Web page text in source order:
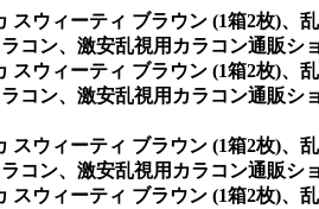
スウィーティ ブラウン (1箱2枚)
コン、激安乱視用カラコン通販シ
スウィーティ ブラウン (1箱2枚)
ン、激安乱視用カラコン通販シ
スウィーティ ブラウン (1箱2枚)
ン、激安乱視用カラコン通販シ
スウィーティ ブラウン (1箱2枚)